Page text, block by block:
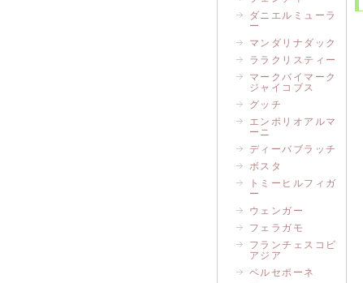
ダニエルミューラ
ー
マンダリナダック
ララクリスティー
マークバイマーク
ジャイコブス
グッチ
エンポリオアルマ
ーニ
ディーバブラッチ
ボスタ
トミーヒルフィガ
ー
ウェンガー
フェラガモ
フランチェスコビ
アジア
ベルセポーネ